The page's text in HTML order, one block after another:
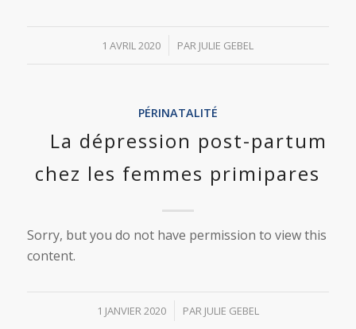
1 AVRIL 2020
/ PAR JULIE GEBEL
PÉRINATALITÉ
La dépression post-partum
chez les femmes primipares
Sorry, but you do not have permission to view this
content.
1 JANVIER 2020
/ PAR JULIE GEBEL